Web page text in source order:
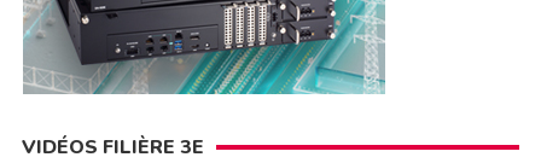
VIDÉOS FILIÈRE 3E